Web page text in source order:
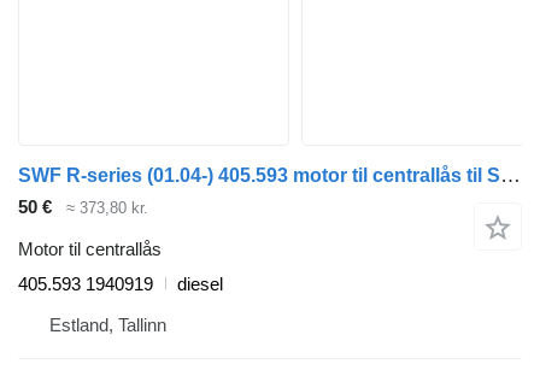
SWF R-series (01.04-) 405.593 motor til centrallås til Scania P,G,R,T-series (2004-2017) trækker
50 € ≈ 373,80 kr.
Motor til centrallås
405.593 1940919
diesel
Estland, Tallinn